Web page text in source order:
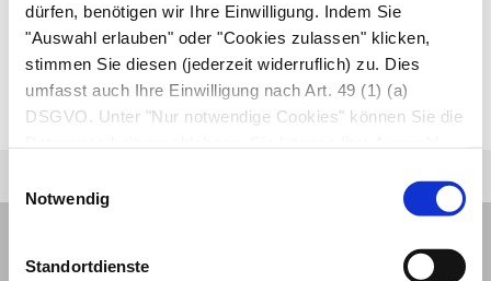
dürfen, benötigen wir Ihre Einwilligung. Indem Sie
"Auswahl erlauben" oder "Cookies zulassen" klicken,
stimmen Sie diesen (jederzeit widerruflich) zu. Dies
umfasst auch Ihre Einwilligung nach Art. 49 (1) (a)
DSGVO. Unter "Nur notwendige Cookies" können Sie die
Notwendig
Standortdienste
Körperflüssigkeiten, nachdem der Untersuchte
zwölf Stunden lang nichts mehr zu sich
genommen hat. Einer der bekanntesten
Nüchternwerte ist derNüchternblutzucker .